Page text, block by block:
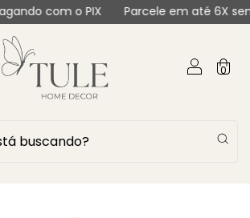
o PIX Parcele em até 6X sem juros
0